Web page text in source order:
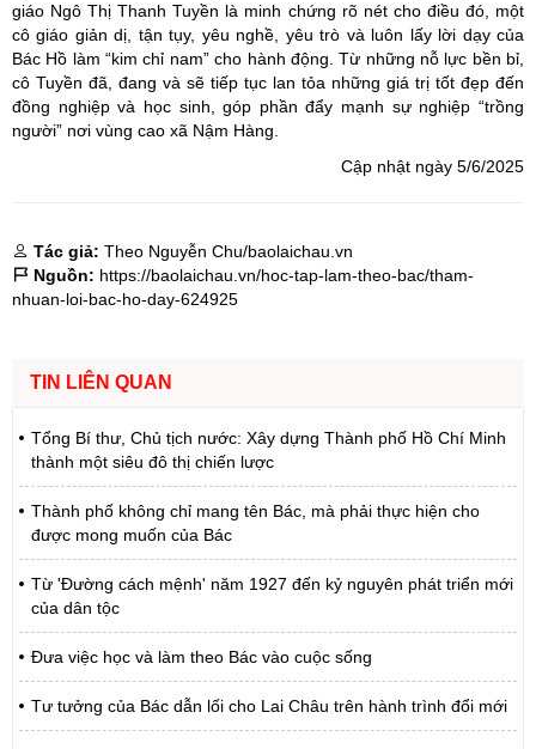
giáo Ngô Thị Thanh Tuyền là minh chứng rõ nét cho điều đó, một
cô giáo giản dị, tận tụy, yêu nghề, yêu trò và luôn lấy lời dạy của
Bác Hồ làm “kim chỉ nam” cho hành động. Từ những nỗ lực bền bỉ,
cô Tuyền đã, đang và sẽ tiếp tục lan tỏa những giá trị tốt đẹp đến
đồng nghiệp và học sinh, góp phần đẩy mạnh sự nghiệp “trồng
người” nơi vùng cao xã Nậm Hàng.
Cập nhật ngày 5/6/2025
Tác giả: Theo Nguyễn Chu/baolaichau.vn
Nguồn: https://baolaichau.vn/hoc-tap-lam-theo-bac/tham-
nhuan-loi-bac-ho-day-624925
TIN LIÊN QUAN
Tổng Bí thư, Chủ tịch nước: Xây dựng Thành phố Hồ Chí Minh
thành một siêu đô thị chiến lược
Thành phố không chỉ mang tên Bác, mà phải thực hiện cho
được mong muốn của Bác
Từ 'Đường cách mệnh' năm 1927 đến kỷ nguyên phát triển mới
của dân tộc
Đưa việc học và làm theo Bác vào cuộc sống
Tư tưởng của Bác dẫn lối cho Lai Châu trên hành trình đổi mới